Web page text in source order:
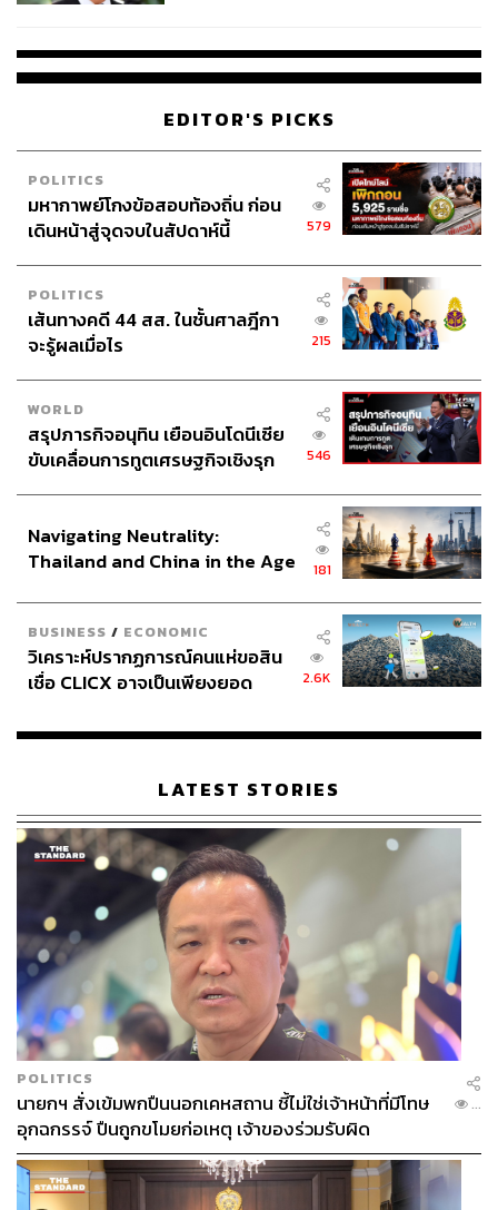
พรรคการเมืองไหนเป็นตัวแทนในความคิดผมได้ ผมต้องบอก
ว่าเวลาพูดเรื่องประชาธิปไตย มีคนตายจริงๆ ในประเทศไทย
มีคนเข้าคุกจริงๆ ในประเทศไทย เพราะต่อสู้เรื่อง
ผมที่ต้องทำให้ได้ก่อนตายคือการทำให้รัฐประหารที่ไม่เป็น
ประชาธิปไตยครั้งนี้เป็นครั้งสุดท้ายและไม่มีอีก เป็นภารกิจ
ส่วนตัวของผมที่อยากจะทำให้ได้ เวลาเราบอกเรื่องพวกนี้มัน
พูดง่าย แต่ถามว่าใครจะกล้าเข้ามาทำ ผมต้องเรียนว่าผมเข้า
มาตรงนี้ ในแง่หนึ่งผมพร้อมที่จะติดคุกแล้ว ผมคุยกับ
ครอบครัวผม อาจจะถึงชีวิต อาจจะเข้าคุก ผมพร้อม”
ธนาธรได้นำเสนอแนวทางการลดอิทธิพลของตนเองในพรรค
ว่าจะใช้ระบบ Crowdfunding (ระดมทุนสนับสนุนพรรค) โดย
ระดมทุนบนโต๊ะแบบเปิดเผย เพราะถ้าเมื่อใดระดมทุนจาก
สาธารณะได้ พรรคจะยึดติดกับหัวหน้าพรรคน้อยลง สิ่งที่ธนา
ธรจะสร้างคือพรรคที่เป็นของประชาชนจริงๆ ตนจะขอเงิน
EDITOR'S PICKS
POLITICS
มหากาพย์โกงข้อสอบท้องถิ่น ก่อน
เดินหน้าสู่จุดจบในสัปดาห์นี้
579
POLITICS
เส้นทางคดี 44 สส. ในชั้นศาลฎีกา
จะรู้ผลเมื่อไร
215
WORLD
สรุปภารกิจอนุทิน เยือนอินโดนีเซีย
ขับเคลื่อนการทูตเศรษฐกิจเชิงรุก
546
Navigating Neutrality:
Thailand and China in the Age
181
BUSINESS / ECONOMIC
วิเคราะห์ปรากฏการณ์คนแห่ขอสิน
เชื่อ CLICX อาจเป็นเพียงยอด
เรือนไทยที่ถูกซุกไว้
2.6K
LATEST STORIES
POLITICS
นายกฯ สั่งเข้มพกปืนนอกเคหสถาน ชี้ไม่ใช่เจ้าหน้าที่มีโทษ
อุกฉกรรจ์ ปืนถูกขโมยก่อเหตุ เจ้าของร่วมรับผิด
...